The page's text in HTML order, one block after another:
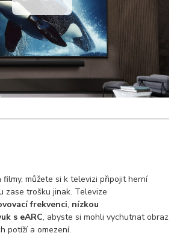
můžete si k televizi připojit herní
zase trošku jinak. Televize
frekvenci, nízkou
s eARC, abyste si mohli vychutnat obraz
potíží a omezení.